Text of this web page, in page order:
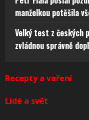
manželkou potěšila
Velký test z českých
zvládnou správně
Recepty a vaření
Lidé a svět